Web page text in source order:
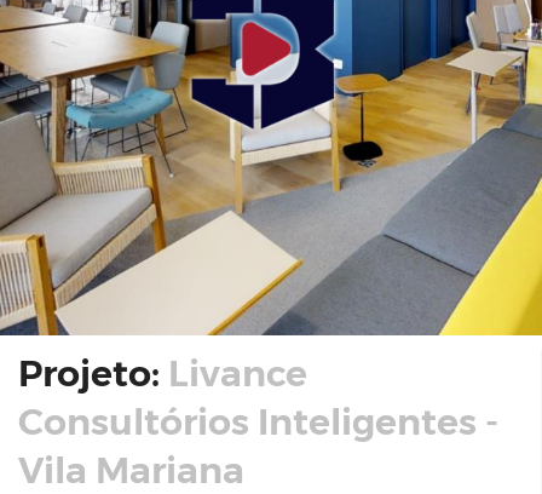
Projeto: Livance
Consultórios Inteligentes -
Vila Mariana